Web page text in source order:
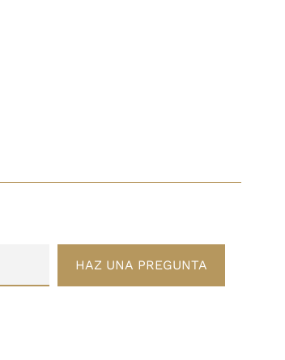
HAZ UNA PREGUNTA